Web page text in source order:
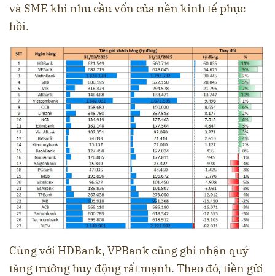
và SME khi nhu cầu vốn của nền kinh tế phục
hồi.
Cùng với HDBank, VPBank cũng ghi nhận quý
tăng trưởng huy động rất mạnh. Theo đó, tiền gửi